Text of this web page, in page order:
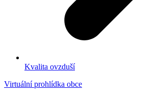
Kvalita ovzduší
Virtuální prohlídka obce